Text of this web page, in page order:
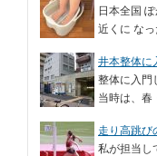
日本全国
近くに なっ
井本整体に
整体に入
当時は、春
走り高跳び
私が担当し